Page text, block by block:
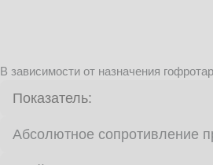
В зависимости от назначения
Показатель:
Абсолютное сопротивление